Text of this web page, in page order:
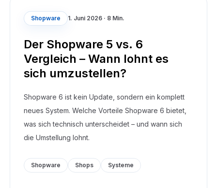
Shopware 1. Juni 2026 · 8 Min.
Der Shopware 5 vs. 6
Vergleich – Wann lohnt es
sich umzustellen?
Shopware 6 ist kein Update, sondern ein komplett
neues System. Welche Vorteile Shopware 6 bietet,
was sich technisch unterscheidet – und wann sich
die Umstellung lohnt.
Shopware Shops Systeme